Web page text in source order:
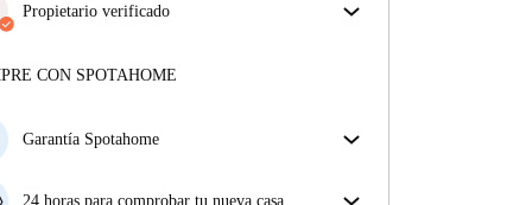
más exigentes. Estándares más altos de seguridad y
soporte adicional durante todo el alquiler.
Propietario verificado
Más sobre este arrendador
CON SPOTAHOME
Garantía Spotahome
horas previas a la fecha de entrada, Spotahome A) te
24 horas para comprobar tu nueva casa